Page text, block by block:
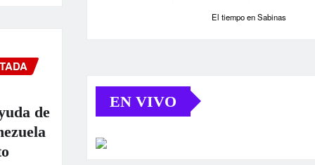
de
El tiempo en Sabinas
EN VIVO